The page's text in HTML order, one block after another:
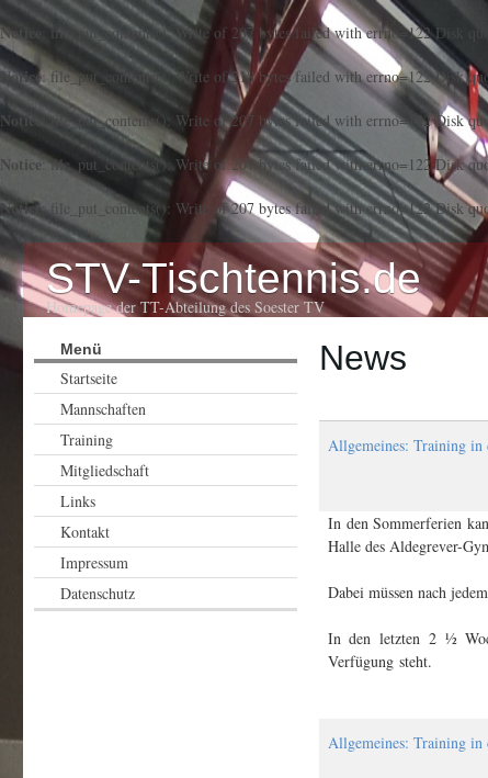
Notice : file_put_contents(): Write of 207 bytes failed with errno=122 Disk
Notice: file_put_contents(): Write of 218 bytes failed with errno=122 Disk
Notice : file_put_contents(): Write of 207 bytes failed with errno=122 Disk
Notice: file_put_contents(): Write of 207 bytes failed with errno=122 Disk
Notice: file_put_contents(): Write of 207 bytes failed with errno=122 Disk
STV-Tischtennis.de
Homepage der TT-Abteilung des Soester TV
Menü
Startseite
Mannschaften
Training
Mitgliedschaft
Links
Kontakt
Impressum
Datenschutz
News
Allgemeines: Training in
In den Sommerferien
Halle des Aldegrever-
Dabei müssen nach
In den letzten 2 ½
Verfügung steht.
Allgemeines: Training in